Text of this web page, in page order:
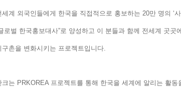
세계 외국인들에게 한국을 직접적으로 홍보하는 20만 명의
로벌 한국홍보대사”로 양성하고 이 분들과 함께 전세계
구촌을 변화시키는 프로젝트입니다.
크는 PRKOREA 프로젝트를 통해 한국을 세계에 알리는 활